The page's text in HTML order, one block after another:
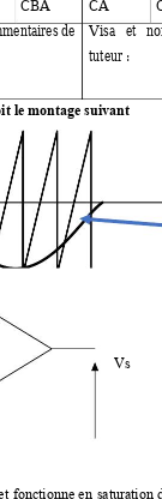
CBA CA
de Visa et
tuteur :
le montage suivant
fonctionne en saturation
Vs